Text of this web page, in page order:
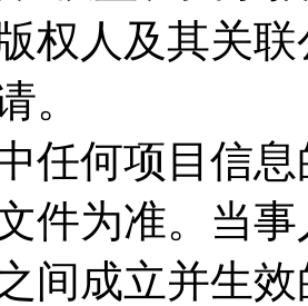
权人及其关
。
任何项目信
件为准。当
间成立并生